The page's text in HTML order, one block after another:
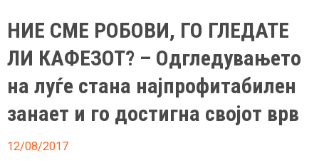
НИЕ СМЕ РОБОВИ, ГО ГЛЕДАТЕ
ЛИ КАФЕЗОТ? – Одгледувањето
на луѓе стана најпрофитабилен
занает и го достигна својот врв
12/08/2017